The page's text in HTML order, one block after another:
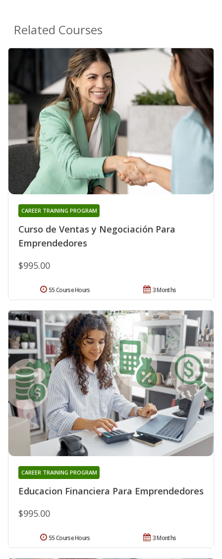
Related Courses
Curso de Ventas y Negociación Para
Emprendedores
CAREER TRAINING PROGRAM
$995.00
3 Months
55 Course Hours
Educacion Financiera Para Emprendedores
CAREER TRAINING PROGRAM
$995.00
3 Months
55 Course Hours